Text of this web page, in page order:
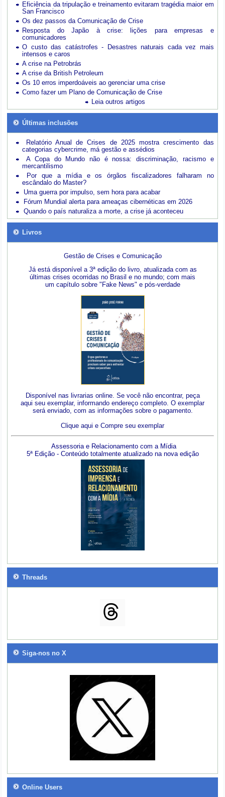
Eficiência da tripulação e treinamento evitaram tragédia maior em
San Francisco
Os dez passos da Comunicação de Crise
Resposta do Japão à crise: lições para empresas e
comunicadores
O custo das catástrofes -
Desastres naturais cada vez mais
intensos e caros
A crise na Petrobrás
A crise da British Petroleum
Os 10 erros imperdoáveis ao gerenciar uma crise
Como fazer um Plano de Comunicação de Crise
Leia outros artigos
Últimas inclusões
Relatório Anual de Crises de 2025 mostra crescimento das
categorias cybercrime, má gestão e assédios
A Copa do Mundo não é nossa: discriminação, racismo e
mercantilismo
Por que a mídia e os órgãos fiscalizadores falharam no
escândalo do Master?
Uma guerra por impulso, sem hora para acabar
Fórum Mundial alerta para ameaças cibernéticas em 2026
Quando o país naturaliza a morte, a crise já aconteceu
Livros
Gestão de Crises e Comunicação
Já está disponível a 3ª edição do livro, atualizada com as
últimas crises ocorridas no Brasil e no mundo; com mais
um capítulo sobre "Fake News" e pós-verdade
Disponível nas livrarias online. Se você não encontrar, peça
aqui seu exemplar, informando endereço completo. O exemplar
será enviado, com as informações sobre o pagamento.
Clique aqui e Compre seu exemplar
Assessoria e Relacionamento com a Mídia
5ª Edição - Conteúdo totalmente atualizado na nova edição
Threads
Siga-nos no X
Online Users